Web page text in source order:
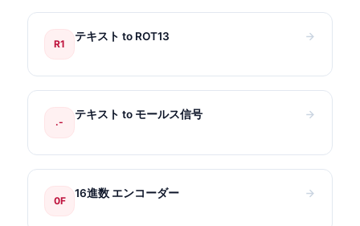
R1
テキスト to ROT13
.-
テキスト to モールス信号
0F
16進数 エンコーダー